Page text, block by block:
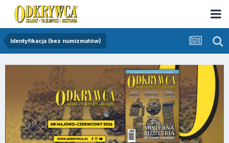
Identyfikacja (bez numizmatów)